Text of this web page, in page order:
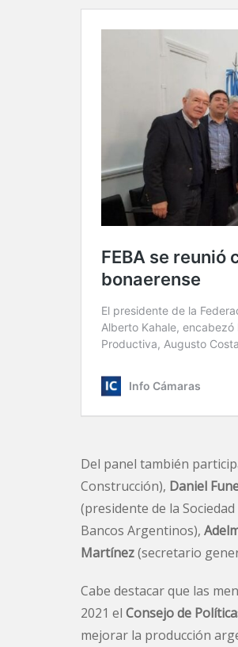
Del panel también
Construcción), Daniel
(presidente de la
Bancos Argentinos),
Martínez(secretario
Cabe destacar que las
2021 el Consejo de
mejorar la producción